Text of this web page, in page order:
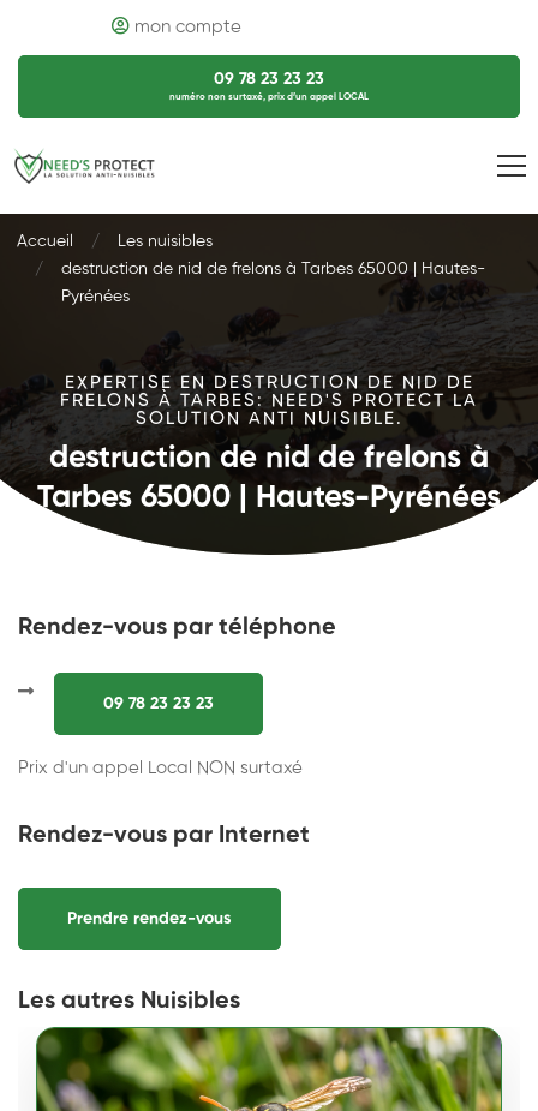
mon compte
09 78 23 23 23
numéro non surtaxé, prix d’un appel LOCAL
Accueil
Les nuisibles
destruction de nid de frelons à Tarbes 65000 | Hautes-
Pyrénées
EXPERTISE EN DESTRUCTION DE NID DE
FRELONS À TARBES: NEED'S PROTECT LA
SOLUTION ANTI NUISIBLE.
destruction de nid de frelons à
Tarbes 65000 | Hautes-Pyrénées
Rendez-vous par téléphone
09 78 23 23 23
Prix d'un appel Local NON surtaxé
Rendez-vous par Internet
Prendre rendez-vous
Les autres Nuisibles